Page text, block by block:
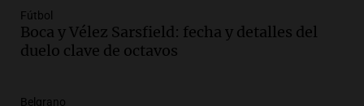
Audio.
Córdoba homenajeó a León XIV con una
pizza esculpida con su rostro
Fútbol
Boca y Vélez Sarsfield: fecha y detalles del
duelo clave de octavos
Belgrano